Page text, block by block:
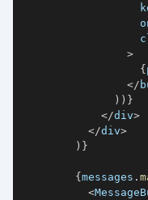
>
{
</
) ) }
</div>
</div>
) }
{messages .
<